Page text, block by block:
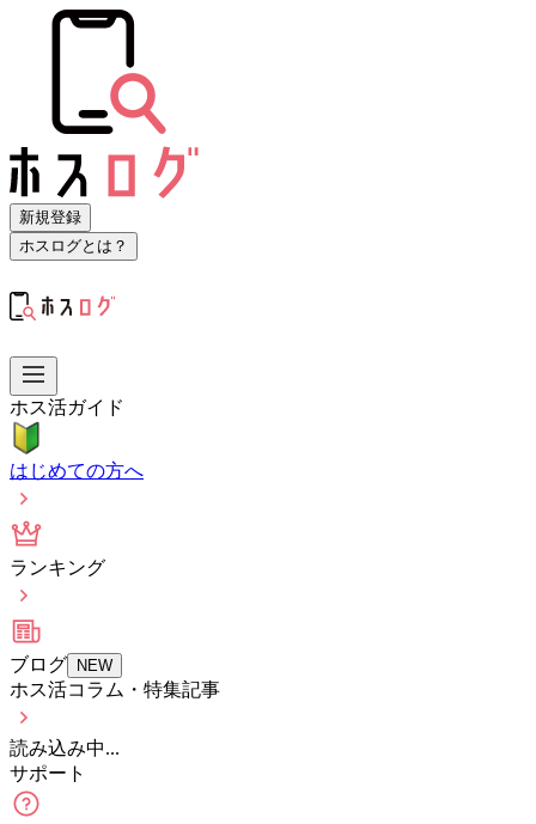
新規登録
ホスログとは？
ホス活ガイド
はじめての方へ
ランキング
ブログ NEW
ホス活コラム・特集記事
読み込み中...
サポート